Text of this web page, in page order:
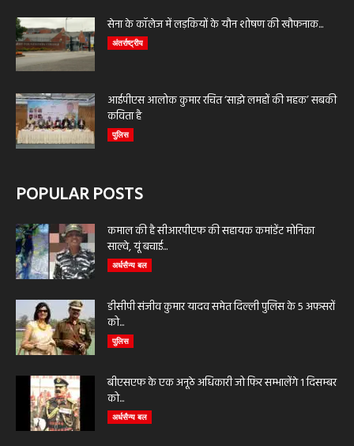
सेना के कॉलेज में लड़कियों के यौन शोषण की खौफनाक...
अंतर्राष्ट्रीय
आईपीएस आलोक कुमार रचित ‘साझे लमहों की महक’ सबकी
कविता है
पुलिस
POPULAR POSTS
कमाल की है सीआरपीएफ की सहायक कमांडेंट मोनिका
साल्वे, यूं बचाई...
अर्धसैन्य बल
डीसीपी संजीव कुमार यादव समेत दिल्ली पुलिस के 5 अफसरों
को...
पुलिस
बीएसएफ के एक अनूठे अधिकारी जो फिर सम्भालेंगे 1 दिसम्बर
को...
अर्धसैन्य बल